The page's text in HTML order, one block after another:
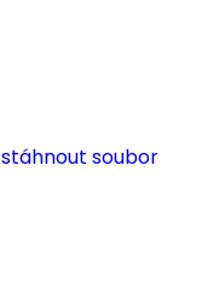
stáhnout soubor